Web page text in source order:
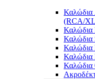
Καλώδια
(RCA/
Καλώδια
Καλώδια
Καλώδια